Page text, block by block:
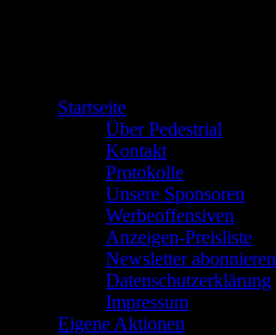
Startseite
Über Pedestrial
Kontakt
Protokolle
Unsere Sponsoren
Werbeoffensiven
Anzeigen-Preisliste
Newsletter abonnieren
Datenschutzerklärung
Impressum
Eigene Aktionen